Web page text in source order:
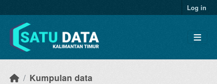
Log in
Kumpulan data